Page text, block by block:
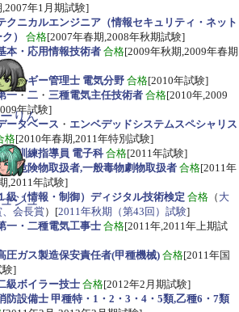
,2007年1月期試験]
クニカルエンジニア（情報セキュリティ・ネット
）
合格[2007年春期,2008年秋期試験]
本・応用情報技術者 合格[2009年秋期,2009年春期
ネルギー管理士 電気分野 合格[2010年試験]
一・二 ・ 三種電気主任技術者 合格[2010年,2009
年試験]
ータベース ・ エンベデッドシステムスペシャリス
格[2010年春期,2011年特別試験]
業訓練指導員 電子科 合格[2011年試験]
種危険物取扱者,一般毒物劇物取扱者 合格[2011年
,2011年試験]
級（情報・制御）ディジタル技術検定 合格 （ 大
、会長賞）[2011年秋期（第43回）試験]
一・二種電気工事士 合格[2011年,2011年上期試
圧ガス製造保安責任者(甲種機械) 合格[2011年国
験]
級ボイラー技士 合格[2012年2月期試験]
防設備士 甲種特・1・2・3・4・5類,乙種6・7類
りん
ジュ